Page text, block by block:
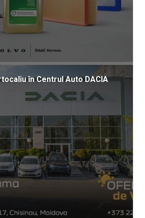
în Centrul Auto DACIA